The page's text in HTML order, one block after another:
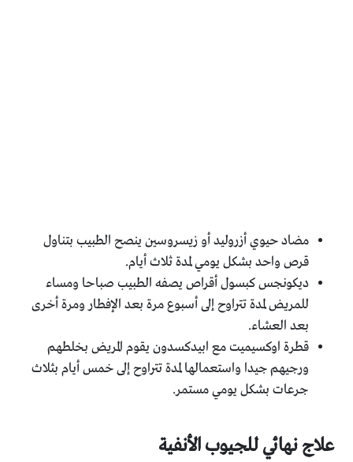
مضاد حيوي أزروليد أو زيسروسين ينصح الطبيب بتناول
قرص واحد بشكل يومي لمدة ثلاث أيام.
ديكونجس كبسول أقراص يصفه الطبيب صباحا ومساء
للمريض لمدة تتراوح إلى أسبوع مرة بعد الإفطار ومرة أخرى
بعد العشاء.
قطرة اوكسيميت مع ابيدكسدون يقوم المريض بخلطهم
ورجيهم جيدا واستعمالها لمدة تتراوح إلى خمس أيام بثلاث
جرعات بشكل يومي مستمر.
علاج نهائي للجيوب الأنفية